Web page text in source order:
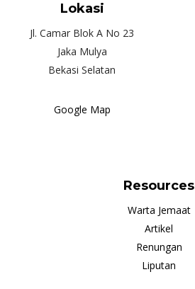
Lokasi
Jl. Camar Blok A No 23
Jaka Mulya
Bekasi Selatan
Google Map
Resources
Warta Jemaat
Artikel
Renungan
Liputan